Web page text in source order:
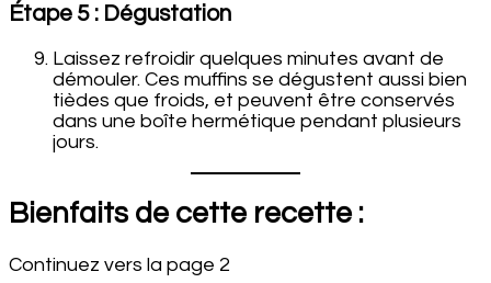
Étape 5 : Dégustation
Laissez refroidir quelques minutes avant de
démouler. Ces muffins se dégustent aussi bien
tièdes que froids, et peuvent être conservés
dans une boîte hermétique pendant plusieurs
jours.
Bienfaits de cette recette :
Continuez vers la page 2